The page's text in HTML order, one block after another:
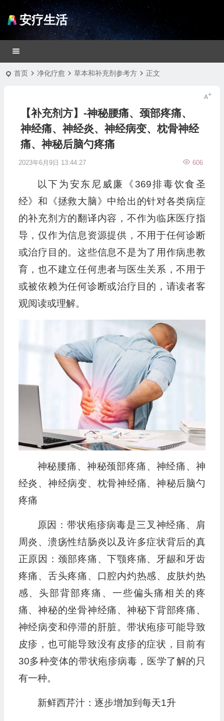
安疗生活
首页 净化疗愈 草本和补充剂参考方 正文
【补充剂方】-神秘腰痛、颈部疼痛、
神经痛、神经炎、神经病变、枕骨神经
痛、神秘后脑勺疼痛
2023年6月9日 13:44:27 606
以下为安东尼威廉《369排毒饮食圣
经》和《拯救大脑》中给出的针对各类病症
的补充剂方的翻译内容，不作为临床医疗指
导，仅作为信息资源提供，不用于任何诊断
或治疗目的。这些信息不是为了用作病患教
育，也不建立任何患者与医生关系，不用于
或被依赖为任何诊断或治疗目的，请读者客
观阅读或理解。
神秘腰痛、神秘颈部疼痛、神经痛、神
经炎、神经病变、枕骨神经痛、神秘后脑勺
疼痛
原因：带状疱疹病毒是三叉神经痛、肩
周炎、溃疡性结肠炎以及许多症状背后的真
正原因：颈部疼痛、下颚疼痛、牙龈和牙齿
疼痛、舌头疼痛、口腔内灼热感、皮肤灼热
感、头部背部疼痛、一些偏头痛相关的疼
痛、神秘的坐骨神经痛、神秘下背部疼痛、
神经病变和停滞的肝脏。带状疱疹可能导致
皮疹，也可能导致没有皮疹的症状，目前有
30多种变体的带状疱疹病毒，医学了解的只
有一种。
新鲜西芹汁：逐步增加到每天1升